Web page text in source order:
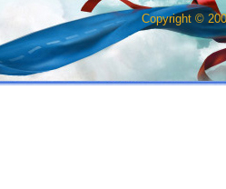
Copyright ©